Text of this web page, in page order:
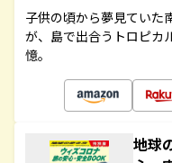
子供の頃から夢見ていた
が、島で出合うトロピカ
憶。
地球